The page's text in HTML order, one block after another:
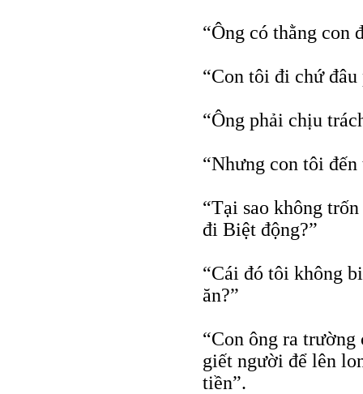
“Ông có thằng con
“Con tôi đi chứ
“Ông phải chịu
“Nhưng con tôi
“Tại sao không
đi Biệt động?”
“Cái đó tôi không
ăn?”
“Con ông ra trường
giết người để lên
tiền”.